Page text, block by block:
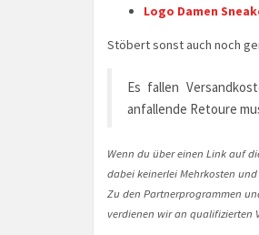
Logo Damen
Stöbert sonst auch noch
Es fallen
anfallende Retoure
Wenn du über einen Link auf
dabei keinerlei Mehrkosten
Zu den Partnerprogrammen
verdienen wir an qualifizierten